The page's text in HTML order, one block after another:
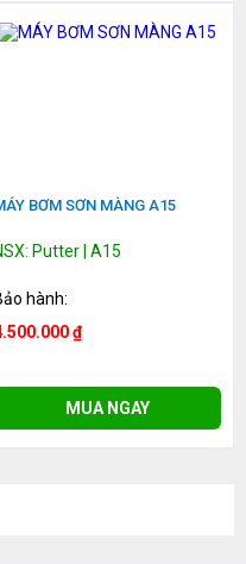
BƠM SƠN MÀNG A15
Putter | A15
hành:
₫
MUA NGAY